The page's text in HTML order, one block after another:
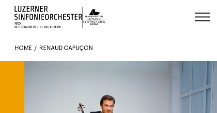
Luzerns Klavierfestival «Le Piano
HOME RENAUD CAPUÇON